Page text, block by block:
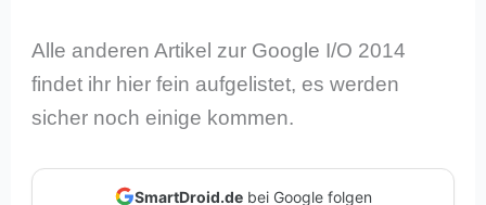
Alle anderen Artikel zur Google I/O 2014
findet ihr hier fein aufgelistet, es werden
sicher noch einige kommen.
SmartDroid.debei Google folgen